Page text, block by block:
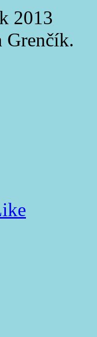
2013